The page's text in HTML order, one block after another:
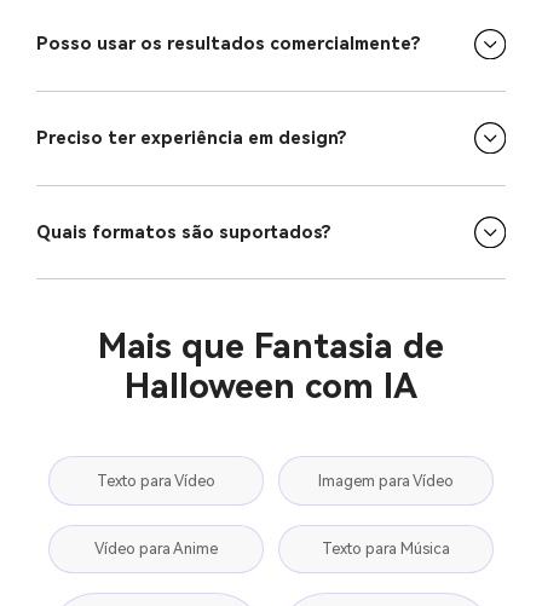
Posso usar os resultados comercialmente?
Preciso ter experiência em design?
Quais formatos são suportados?
Mais que Fantasia de
Halloween com IA
Texto para Vídeo Imagem para Vídeo
Vídeo para Anime Texto para Música